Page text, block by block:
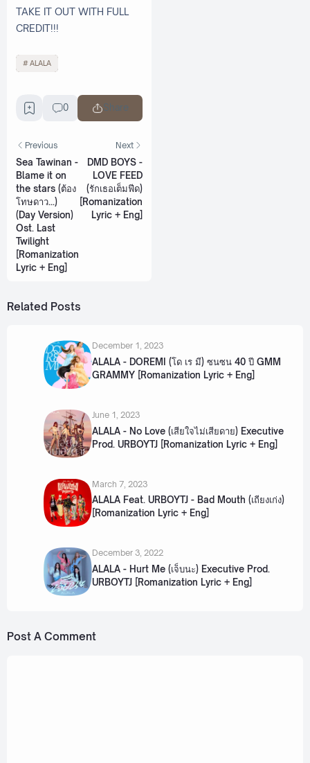
TAKE IT OUT WITH FULL
CREDIT!!!
ALALA
0 Share
Previous
Sea Tawinan -
Blame it on
the stars (ต้อง
โทษดาว...)
(Day Version)
Ost. Last
Twilight
[Romanization
Lyric + Eng]
Next
DMD BOYS -
LOVE FEED
(รักเธอเต็มฟีด)
[Romanization
Lyric + Eng]
Related Posts
December 1, 2023
ALALA - DOREMI (โด เร มี) ซนซน 40 ปี GMM
GRAMMY [Romanization Lyric + Eng]
June 1, 2023
ALALA - No Love (เสียใจไม่เสียดาย) Executive
Prod. URBOYTJ [Romanization Lyric + Eng]
March 7, 2023
ALALA Feat. URBOYTJ - Bad Mouth (เถียงเก่ง)
[Romanization Lyric + Eng]
December 3, 2022
ALALA - Hurt Me (เจ็บนะ) Executive Prod.
URBOYTJ [Romanization Lyric + Eng]
Post A Comment